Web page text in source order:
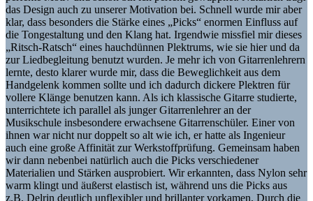
das Design auch zu unserer Motivation bei. Schnell wurde mir aber
klar, dass besonders die Stärke eines „Picks“ enormen Einfluss auf
die Tongestaltung und den Klang hat. Irgendwie missfiel mir dieses
„Ritsch-Ratsch“ eines hauchdünnen Plektrums, wie sie hier und da
zur Liedbegleitung benutzt wurden. Je mehr ich von Gitarrenlehrern
lernte, desto klarer wurde mir, dass die Beweglichkeit aus dem
Handgelenk kommen sollte und ich dadurch dickere Plektren für
vollere Klänge benutzen kann. Als ich klassische Gitarre studierte,
unterrichtete ich parallel als junger Gitarrenlehrer an der
Musikschule insbesondere erwachsene Gitarrenschüler. Einer von
ihnen war nicht nur doppelt so alt wie ich, er hatte als Ingenieur
auch eine große Affinität zur Werkstoffprüfung. Gemeinsam haben
wir dann nebenbei natürlich auch die Picks verschiedener
Materialien und Stärken ausprobiert. Wir erkannten, dass Nylon sehr
warm klingt und äußerst elastisch ist, während uns die Picks aus
z.B. Delrin deutlich unflexibler und brillanter vorkamen. Durch die